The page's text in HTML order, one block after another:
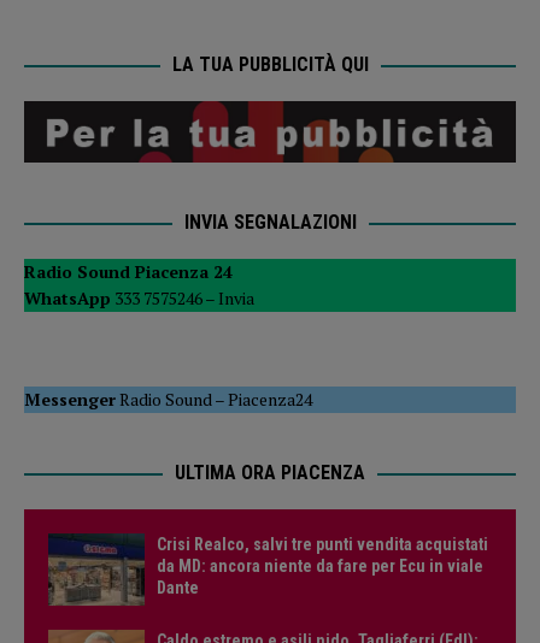
LA TUA PUBBLICITÀ QUI
INVIA SEGNALAZIONI
Radio Sound Piacenza 24
WhatsApp 333 7575246 – Invia
MessengerRadio Sound–Piacenza24
ULTIMA ORA PIACENZA
Crisi Realco, salvi tre punti vendita acquistati
da MD: ancora niente da fare per Ecu in viale
Dante